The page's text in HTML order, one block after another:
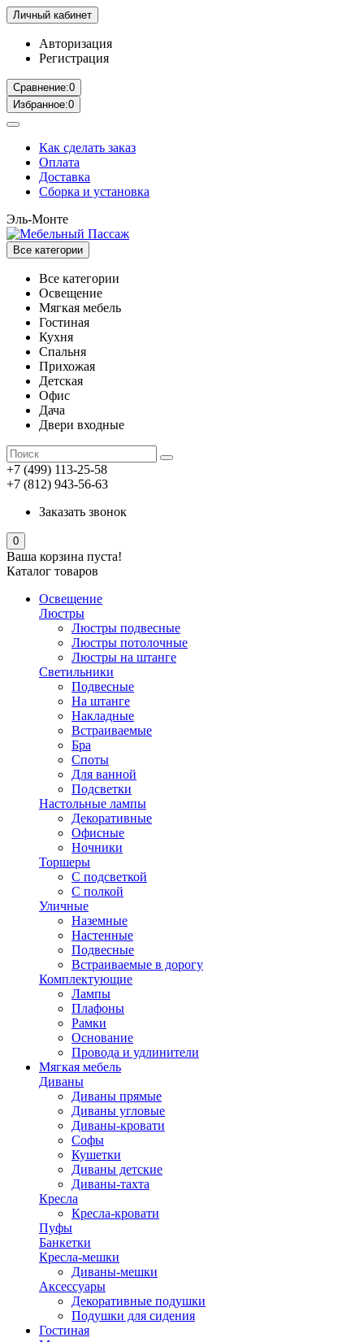
Личный кабинет
Авторизация
Регистрация
Сравнение:0
Избранное:0
Как сделать заказ
Оплата
Доставка
Сборка и установка
Эль-Монте
Все категории
Все категории
Освещение
Мягкая мебель
Гостиная
Кухня
Спальня
Прихожая
Детская
Офис
Дача
Двери входные
+7 (499) 113-25-58
+7 (812) 943-56-63
Заказать звонок
0
Ваша корзина пуста!
Каталог товаров
Освещение
Люстры
Люстры подвесные
Люстры потолочные
Люстры на штанге
Светильники
Подвесные
На штанге
Накладные
Встраиваемые
Бра
Споты
Для ванной
Подсветки
Настольные лампы
Декоративные
Офисные
Ночники
Торшеры
С подсветкой
С полкой
Уличные
Наземные
Настенные
Подвесные
Встраиваемые в дорогу
Комплектующие
Лампы
Плафоны
Рамки
Основание
Провода и удлинители
Мягкая мебель
Диваны
Диваны прямые
Диваны угловые
Диваны-кровати
Софы
Кушетки
Диваны детские
Диваны-тахта
Кресла
Кресла-кровати
Пуфы
Банкетки
Кресла-мешки
Диваны-мешки
Аксессуары
Декоративные подушки
Подушки для сидения
Гостиная